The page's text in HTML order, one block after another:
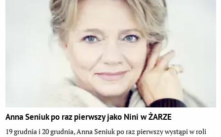
Anna Seniuk po raz pierwszy jako Nini w ŻARZE
19 grudnia i 20 grudnia, Anna Seniuk po raz pierwszy wystąpi w roli